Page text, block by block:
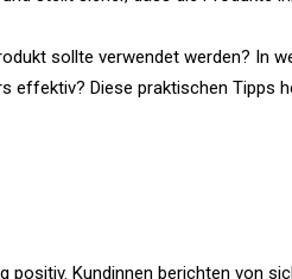
sollte verwendet werden? In
effektiv? Diese praktischen Tipps
positiv. Kundinnen berichten von